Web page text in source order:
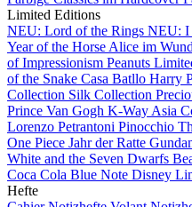
Limited Editions
NEU: Lord of the Rings NEU: I
Year of the Horse Alice im
of Impressionism Peanuts
of the Snake Casa Batllo Harry
Collection Silk Collection
Prince Van Gogh K-Way Asia
Lorenzo Petrantoni Pinocchio
One Piece Jahr der Ratte
White and the Seven Dwarfs
Coca Cola Blue Note Disney
Hefte